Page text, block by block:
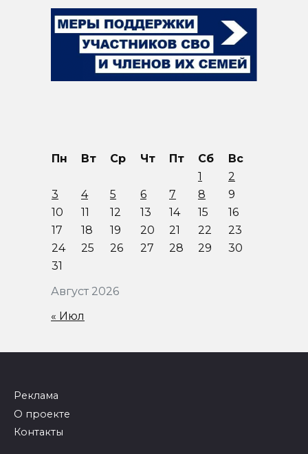
Август 2026
Пн Вт Ср Чт Пт Сб
Вс
1
2
3
4 5 6 7 8
9
10
11 12 13 14 15
16
17
18 19 20 21 22
23
24
25 26 27 28 29
30
31
« Июл
Реклама
О проекте
Контакты